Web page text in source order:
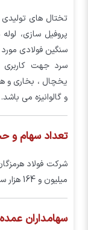
تختال های
پروفیل سازی،
سنگین فولادی
سرد جهت کاربری
یخچال ، بخاری و
و گالوانیزه می باشد.
تعداد سهام و
میلیون و 164 هزار سهم می باشد.
سهامداران